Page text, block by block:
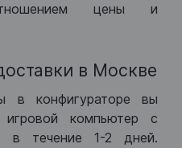
цены и
в Москве
в конфигураторе вы
игровой компьютер с
в течение 1-2 дней.